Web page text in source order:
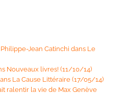
Jean Catinchi dans Le
Nouveaux livres! (11/10/14)
La Cause Littéraire (17/05/14)
ralentir la vie de Max Genève